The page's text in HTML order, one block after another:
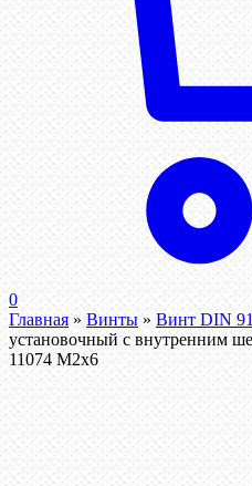
0
Главная » Винты » Винт DIN
установочный с внутренним
11074 М2х6